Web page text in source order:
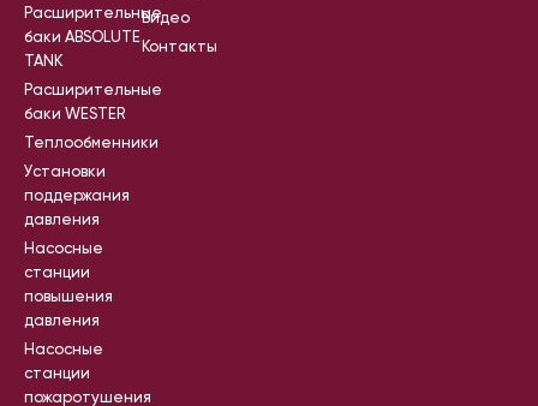
Расширительные
баки ABSOLUTE
TANK
Расширительные
баки WESTER
Теплообменники
Установки
поддержания
давления
Насосные
станции
повышения
давления
Насосные
станции
пожаротушения
Видео
Контакты